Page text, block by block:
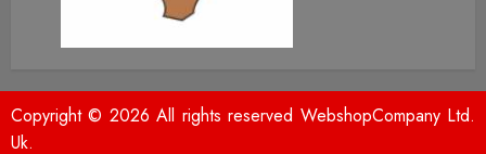
Copyright © 2026 All rights reserved WebshopCompany Ltd.
Uk.